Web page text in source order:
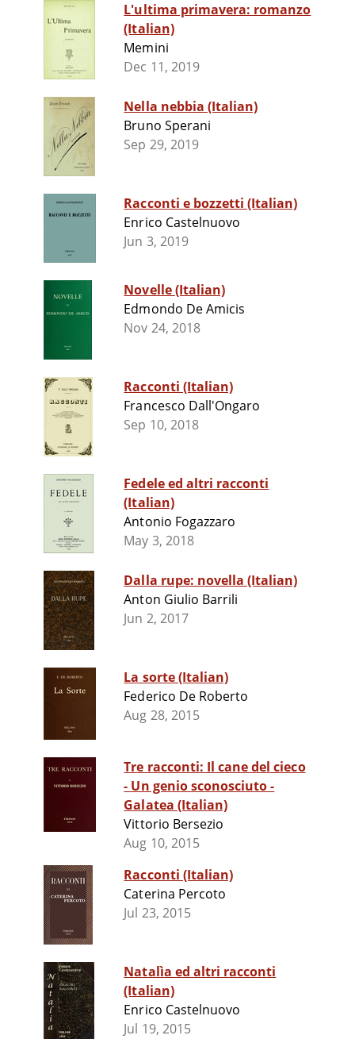
L'ultima primavera: romanzo
(Italian)
Memini
Dec 11, 2019
Nella nebbia (Italian)
Bruno Sperani
Sep 29, 2019
Racconti e bozzetti (Italian)
Enrico Castelnuovo
Jun 3, 2019
Novelle (Italian)
Edmondo De Amicis
Nov 24, 2018
Racconti (Italian)
Francesco Dall'Ongaro
Sep 10, 2018
Fedele ed altri racconti
(Italian)
Antonio Fogazzaro
May 3, 2018
Dalla rupe: novella (Italian)
Anton Giulio Barrili
Jun 2, 2017
La sorte (Italian)
Federico De Roberto
Aug 28, 2015
Tre racconti: Il cane del cieco
- Un genio sconosciuto -
Galatea (Italian)
Vittorio Bersezio
Aug 10, 2015
Racconti (Italian)
Caterina Percoto
Jul 23, 2015
Natalìa ed altri racconti
(Italian)
Enrico Castelnuovo
Jul 19, 2015